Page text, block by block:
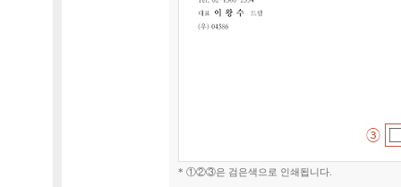
* ①②③은 검은색으로 인쇄됩니다.